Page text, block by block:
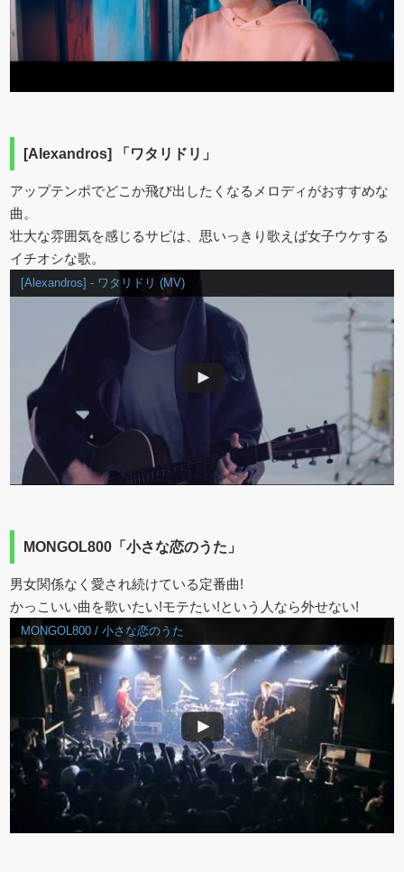
[Alexandros] 「ワタリドリ」
アップテンポでどこか飛び出したくなるメロディがおすすめな
曲。
壮大な雰囲気を感じるサビは、思いっきり歌えば女子ウケする
イチオシな歌。
[Alexandros] - ワタリドリ (MV)
MONGOL800「小さな恋のうた」
男女関係なく愛され続けている定番曲!
かっこいい曲を歌いたい!モテたい!という人なら外せない!
MONGOL800 / 小さな恋のうた